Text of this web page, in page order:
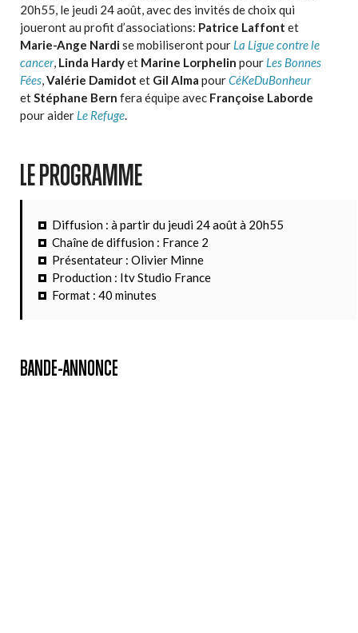
20h55, le jeudi 24 août, avec des invités de choix qui
joueront au profit d’associations: Patrice Laffont et
Marie-Ange Nardise mobiliseront pour La Ligue contre le
cancer, Linda Hardyet Marine Lorphelin pour Les Bonnes
Fées,Valérie Damidot et Gil Alma pourCéKeDuBonheur
etStéphane Bern fera équipe avec Françoise Laborde
pour aider Le Refuge.
LE PROGRAMME
Diffusion : à partir du jeudi 24 août à 20h55
Chaîne de diffusion : France 2
Présentateur : Olivier Minne
Production : Itv Studio France
Format : 40 minutes
BANDE-ANNONCE